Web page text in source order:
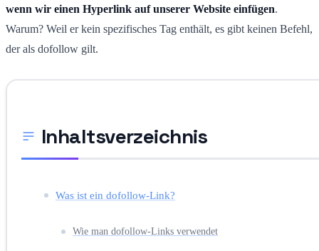
wenn wir einen Hyperlink auf unserer Website einfügen.
Warum? Weil er kein spezifisches Tag enthält, es gibt keinen Befehl,
der als dofollow gilt.
Inhaltsverzeichnis
Was ist ein dofollow-Link?
Wie man dofollow-Links verwendet